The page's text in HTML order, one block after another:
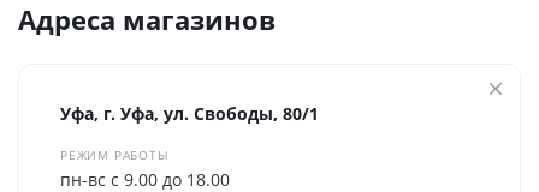
Адреса магазинов
Уфа, г. Уфа, ул. Свободы, 80/1
РЕЖИМ РАБОТЫ
пн-вс с 9.00 до 18.00